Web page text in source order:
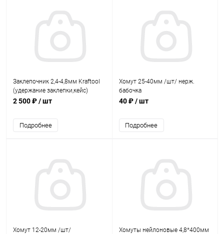
Заклепочник 2,4-4,8мм Kraftool
(удержание заклепки,кейс)
2 500 ₽/ шт
Подробнее
Хомут 25-40мм /шт/ нерж.
бабочка
40 ₽/ шт
Подробнее
Хомут 12-20мм /шт/
Хомуты нейлоновые 4,8*400мм